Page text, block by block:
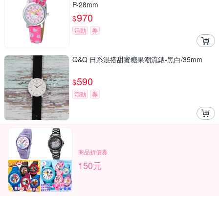
P-28mm
$970
活動 券
Q&Q 日系混搭甜蜜糖果潮流錶-黑白/35mm
$590
活動 券
商品折價券
150元